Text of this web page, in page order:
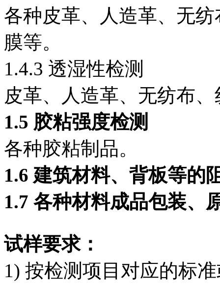
各种皮革、人造革、无
膜等。
1.4.3 透湿性检测
皮革、人造革、无纺布
1.5 胶粘强度检测
各种胶粘制品。
1.6 建筑材料、背板等的
1.7 各种材料成品包装、
试样要求：
1) 按检测项目对应的标